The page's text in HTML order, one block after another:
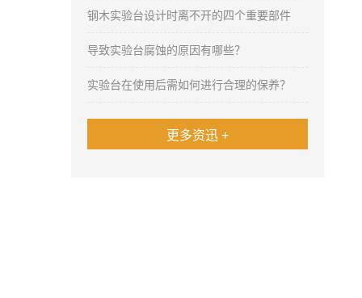
钢木实验台设计时离不开的四个重要部件
导致实验台腐蚀的原因有哪些？
实验台在使用后需如何进行合理的保养？
更多资迅 +